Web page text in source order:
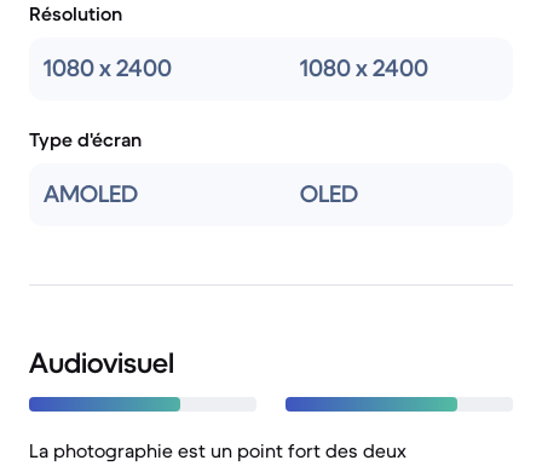
Résolution
1080 x 2400 1080 x 2400
Type d'écran
AMOLED OLED
Audiovisuel
La photographie est un point fort des deux